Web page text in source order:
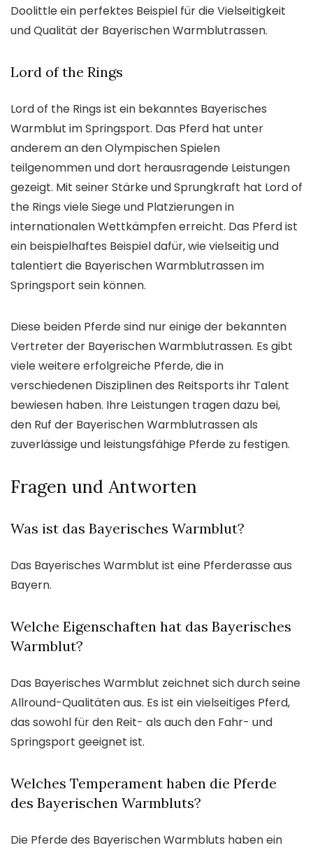
Doolittle ein perfektes Beispiel für die Vielseitigkeit
und Qualität der Bayerischen Warmblutrassen.
Lord of the Rings
Lord of the Rings ist ein bekanntes Bayerisches
Warmblut im Springsport. Das Pferd hat unter
anderem an den Olympischen Spielen
teilgenommen und dort herausragende Leistungen
gezeigt. Mit seiner Stärke und Sprungkraft hat Lord of
the Rings viele Siege und Platzierungen in
internationalen Wettkämpfen erreicht. Das Pferd ist
ein beispielhaftes Beispiel dafür, wie vielseitig und
talentiert die Bayerischen Warmblutrassen im
Springsport sein können.
Diese beiden Pferde sind nur einige der bekannten
Vertreter der Bayerischen Warmblutrassen. Es gibt
viele weitere erfolgreiche Pferde, die in
verschiedenen Disziplinen des Reitsports ihr Talent
bewiesen haben. Ihre Leistungen tragen dazu bei,
den Ruf der Bayerischen Warmblutrassen als
zuverlässige und leistungsfähige Pferde zu festigen.
Fragen und Antworten
Was ist das Bayerisches Warmblut?
Das Bayerisches Warmblut ist eine Pferderasse aus
Bayern.
Welche Eigenschaften hat das Bayerisches
Warmblut?
Das Bayerisches Warmblut zeichnet sich durch seine
Allround-Qualitäten aus. Es ist ein vielseitiges Pferd,
das sowohl für den Reit- als auch den Fahr- und
Springsport geeignet ist.
Welches Temperament haben die Pferde
des Bayerischen Warmbluts?
Die Pferde des Bayerischen Warmbluts haben ein